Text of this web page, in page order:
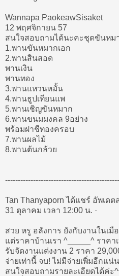
Wannapa Paokeaw‎Sisaket
12 พฤศจิกายน 57
สนใจสอบถามได้นะคะชุดขันหม
1.พานขันหมากเอก
2.พานสินสอด
พานเงิน
พานทอง
3.พานแหวนหมั้น
4.พานธูปเทียนแพ
5.พานเชิญขันหมาก
6.พานขนมมงคล 9อย่าง
พร้อมฝาชีทองครอบ
7.พานผลไม้
8.พานต้นกล้วย
Tan Thanyaporn ได้แชร์ อัพเด
31 ตุลาคม เวลา 12:00 น. ·
สวย หรู อลังการ ยังกับงานในเมื
แต่ราคาบ้านเรา ^_____^ ราคา
รับจัดงานแต่งงาน 2 ราคา
จ่ายเท่านี้ จบ! ไม่มีจ่ายเพิ่มอีกแน่
สนใจสอบถามรายละเอียดได้ค่ะ